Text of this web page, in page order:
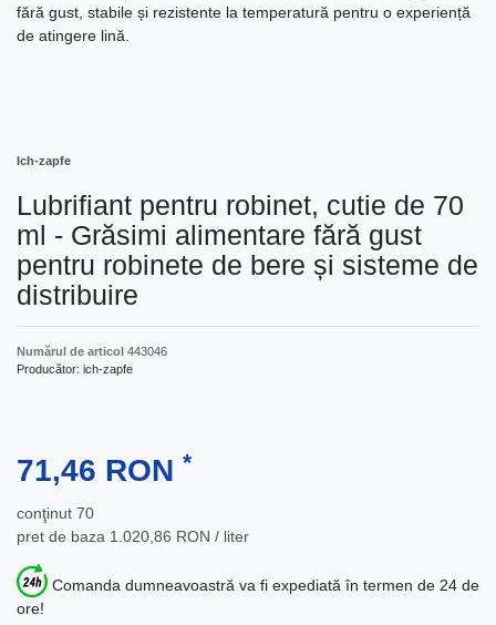
fără gust, stabile și rezistente la temperatură pentru o experiență
de atingere lină.
Ich-zapfe
Lubrifiant pentru robinet, cutie de 70
ml - Grăsimi alimentare fără gust
pentru robinete de bere și sisteme de
distribuire
Numărul de articol 443046
Producător: ich-zapfe
71,46 RON *
conţinut 70
pret de baza 1.020,86 RON / liter
Comanda dumneavoastră va fi expediată în termen de 24 de
ore!